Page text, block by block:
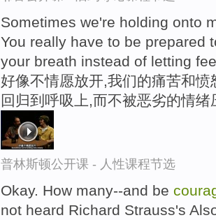
Sometimes we're holding onto
You really have to be prepared
your breath instead of letting
好像不情愿放开,我们的痛苦和
回归到呼吸上,而不被恶劣的情绪
普林斯顿公开课 - 人性课程节选
Okay. How many--and be
not heard Richard Strauss's